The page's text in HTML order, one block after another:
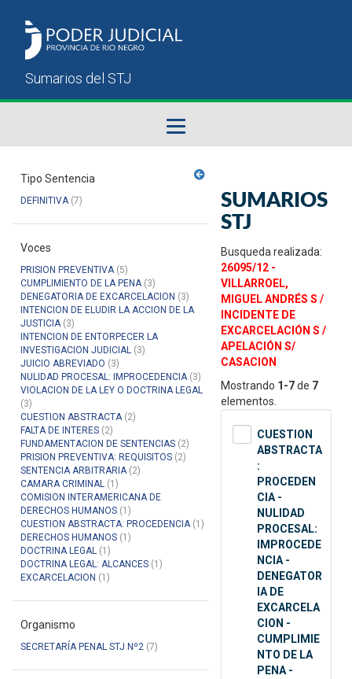
Sumarios del STJ
Manual del Usuario
Tipo Sentencia
DEFINITIVA(7)
Voces
PRISION PREVENTIVA(5)
CUMPLIMIENTO DE LA PENA(3)
DENEGATORIA DE EXCARCELACION (3)
INTENCION DE ELUDIR LA ACCION DE LA
JUSTICIA(3)
INTENCION DE ENTORPECER LA
INVESTIGACION JUDICIAL (3)
JUICIO ABREVIADO (3)
NULIDAD PROCESAL: IMPROCEDENCIA(3)
VIOLACION DE LA LEY O DOCTRINA LEGAL
(3)
CUESTION ABSTRACTA(2)
FALTA DE INTERES (2)
FUNDAMENTACION DE SENTENCIAS (2)
PRISION PREVENTIVA: REQUISITOS (2)
SENTENCIA ARBITRARIA(2)
CAMARA CRIMINAL (1)
COMISION INTERAMERICANA DE
DERECHOS HUMANOS (1)
CUESTION ABSTRACTA: PROCEDENCIA(1)
DERECHOS HUMANOS (1)
DOCTRINA LEGAL (1)
DOCTRINA LEGAL: ALCANCES (1)
EXCARCELACION (1)
Organismo
SECRETARÍA PENAL STJ Nº2 (7)
SUMARIOS
STJ
Busqueda realizada:
26095/12 -
VILLARROEL,
MIGUEL ANDRÉS S /
INCIDENTE DE
EXCARCELACIÓN S /
APELACIÓN S/
CASACION
Mostrando 1-7de 7
elementos.
CUESTION
ABSTRACTA
:
PROCEDEN
CIA -
NULIDAD
PROCESAL:
IMPROCEDE
NCIA -
DENEGATOR
IA DE
EXCARCELA
CION -
CUMPLIMIE
NTO DE LA
PENA -